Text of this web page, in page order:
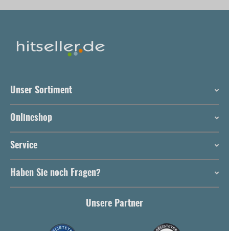
Unser Sortiment
Onlineshop
Service
Haben Sie noch Fragen?
Unsere Partner